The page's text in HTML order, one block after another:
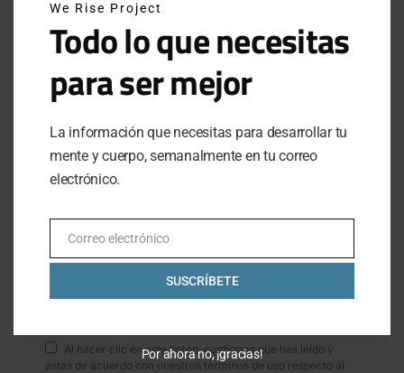
JUNE 29, 2025
INSTAGRAM
NEWSLETTER
SUSCRÍBETE A NUESTRO NEWSLETTER
Al hacer clic en este botón, confirmas que has leído y
estas de acuerdo con nuestros términos de uso respecto al
We Rise Project
Todo lo que necesitas
para ser mejor
La información que necesitas para desarrollar tu
mente y cuerpo, semanalmente en tu correo
electrónico.
EmailCorreo electrónico
SUSCRÍBETE
Por ahora no, ¡gracias!